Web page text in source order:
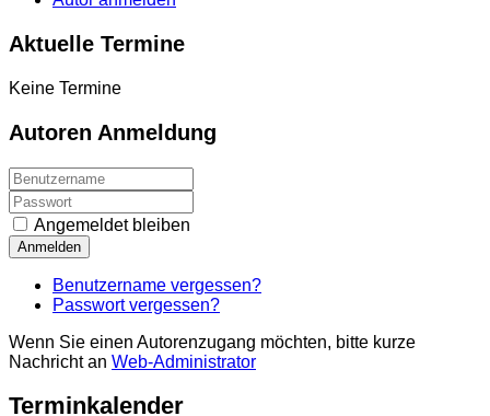
Aktuelle Termine
Keine Termine
Autoren Anmeldung
Angemeldet bleiben
Anmelden
Benutzername vergessen?
Passwort vergessen?
Wenn Sie einen Autorenzugang möchten, bitte kurze
Nachricht an Web-Administrator
Terminkalender